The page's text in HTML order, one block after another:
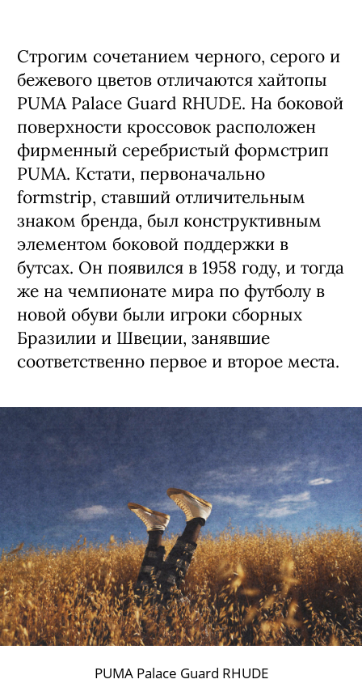
Строгим сочетанием черного, серого и
бежевого цветов отличаются хайтопы
PUMA Palace Guard RHUDE. На боковой
поверхности кроссовок расположен
фирменный серебристый формстрип
PUMA. Кстати, первоначально
formstrip, ставший отличительным
знаком бренда, был конструктивным
элементом боковой поддержки в
бутсах. Он появился в 1958 году, и тогда
же на чемпионате мира по футболу в
новой обуви были игроки сборных
Бразилии и Швеции, занявшие
соответственно первое и второе места.
PUMA Palace Guard RHUDE